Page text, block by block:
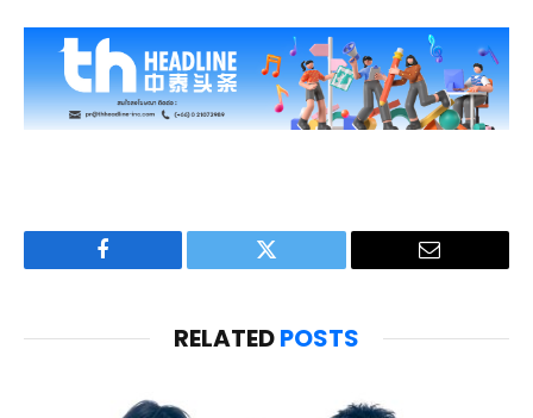
Facebook Twitter Email
RELATEDPOSTS